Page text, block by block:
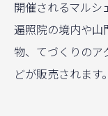
開催されるマルシ
遍照院の境内や山
物、てづくりの
どが販売されます。